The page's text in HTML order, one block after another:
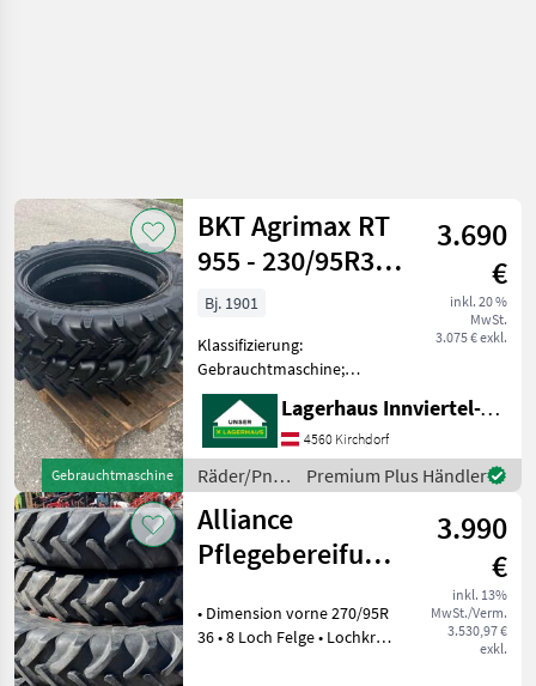
Gebrauchtmaschine
BKT Agrimax RT
955 - 230/95R32
(9,5 R32)
3.690
€
inkl. 20 %
MwSt.
3.075 € exkl.
Bj. 1901
Klassifizierung:
Gebrauchtmaschine;
Maschinentyp: Teile;
Anbauposition der
Räder/Reifen: Hinten;
Anzahl der Räder/Reifen: 2;
Felgentyp: Fest ;
Hinterreifen Herstelle
Lagerhaus Innviertel-Traunviertel-Urfahr eGen, Kirchdorf
4560 Kirchdorf
Räder/Pneu/Felgen
/ BKT
Premium Plus Händler
Alliance
Pflegebereifung
3.990
€
inkl. 13%
MwSt./Verm.
3.530,97 €
exkl.
• Dimension vorne 270/95R
36 • 8 Loch Felge • Lochkreis